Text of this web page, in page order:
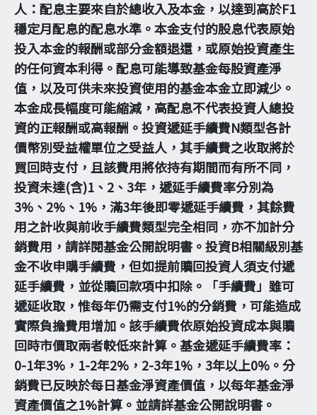
人：配息主要來自於總收入及本金，以達到高於F1
穩定月配息的配息水準。本金支付的股息代表原始
投入本金的報酬或部分金額退還，或原始投資產生
的任何資本利得。配息可能導致基金每股資產淨
值，以及可供未來投資使用的基金本金立即減少。
本金成長幅度可能縮減，高配息不代表投資人總投
資的正報酬或高報酬。投資遞延手續費N類型各計
價幣別受益權單位之受益人，其手續費之收取將於
買回時支付，且該費用將依持有期間而有所不同，
投資未達(含)1、2、3年，遞延手續費率分別為
3%、2%、1%，滿3年後即零遞延手續費，其餘費
用之計收與前收手續費類型完全相同，亦不加計分
銷費用，請詳閱基金公開說明書。投資B相關級別基
金不收申購手續費，但如提前贖回投資人須支付遞
延手續費，並從贖回款項中扣除。「手續費」雖可
遞延收取，惟每年仍需支付1%的分銷費，可能造成
實際負擔費用增加。該手續費依原始投資成本與贖
回時市價取兩者較低來計算。基金遞延手續費率：
0-1年3%，1-2年2%，2-3年1%，3年以上0%。分
銷費已反映於每日基金淨資產價值，以每年基金淨
資產價值之1%計算。並請詳基金公開說明書。